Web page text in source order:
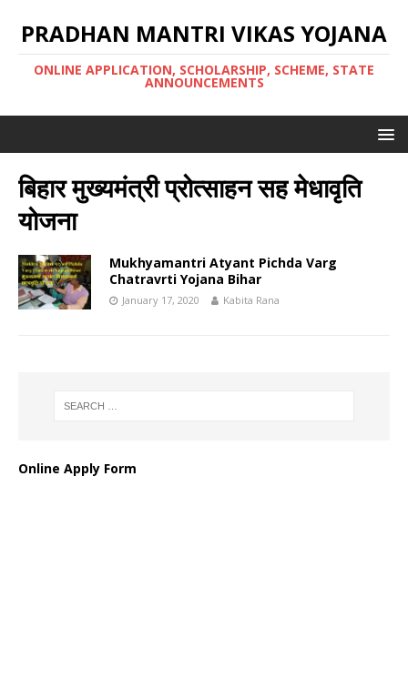
PRADHAN MANTRI VIKAS YOJANA
ONLINE APPLICATION, SCHOLARSHIP, SCHEME, STATE
ANNOUNCEMENTS
बिहार मुख्यमंत्री प्रोत्साहन सह मेधावृति
योजना
Mukhyamantri Atyant Pichda Varg
Chatravrti Yojana Bihar
January 17, 2020 Kabita Rana
Online Apply Form